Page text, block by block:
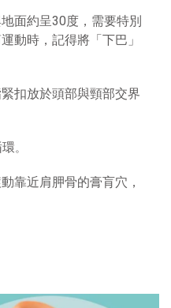
面約呈30度，需要特別
動時，記得將「下巴」
扣放於頭部與頸部交界
。
靠近肩胛骨的膏肓穴，